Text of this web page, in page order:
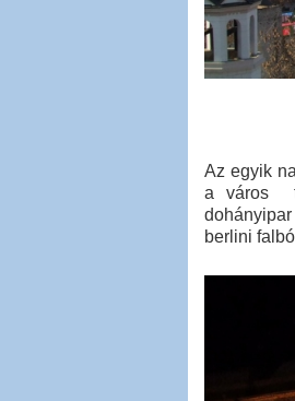
Az egyik
a város
berlini